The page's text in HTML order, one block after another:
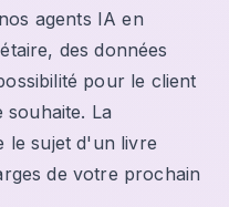
agents IA en
des données
pour le client
La
le sujet d'un livre
de votre prochain